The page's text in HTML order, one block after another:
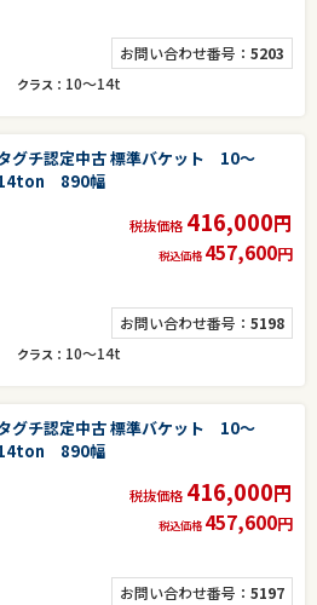
お問い合わせ番号： 5203
クラス 10～14t
グチ認定中古 標準バケット 10～
890幅
税抜価格 416,000円
税込価格 457,600円
お問い合わせ番号： 5198
クラス 10～14t
グチ認定中古 標準バケット 10～
890幅
税抜価格 416,000円
税込価格 457,600円
お問い合わせ番号： 5197